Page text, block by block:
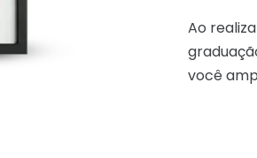
Ao
você